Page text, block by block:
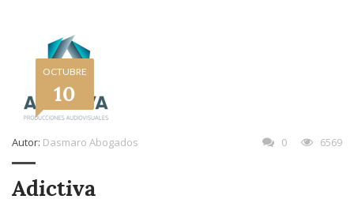
OCTUBRE
10
Autor: Dasmaro Abogados 0 6569
Adictiva